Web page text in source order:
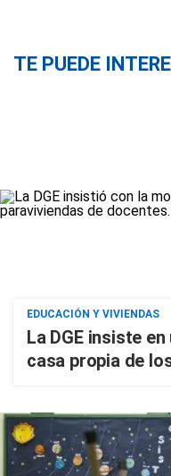
TE PUEDE
EDUCACIÓN Y VIVIENDAS
La DGE insiste
casa propia de